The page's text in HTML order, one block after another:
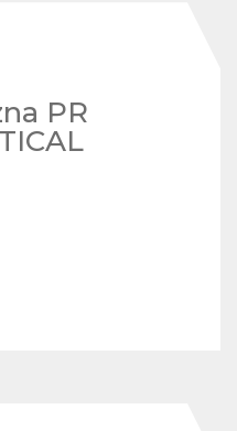
PR